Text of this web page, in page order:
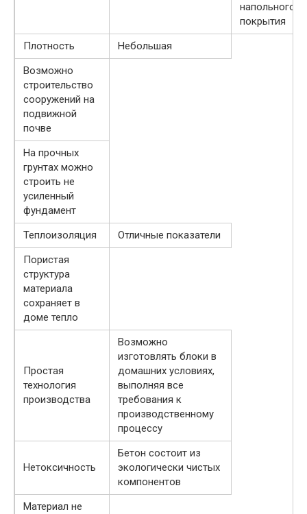
напольного
покрытия
Плотность
Небольшая
Возможно
строительство
сооружений на
подвижной
почве
На прочных
грунтах можно
строить не
усиленный
фундамент
Теплоизоляция
Отличные показатели
Пористая
структура
материала
сохраняет в
доме тепло
Простая
технология
производства
Возможно
изготовлять блоки в
домашних условиях,
выполняя все
требования к
производственному
процессу
Нетоксичность
Бетон состоит из
экологически чистых
компонентов
Материал не